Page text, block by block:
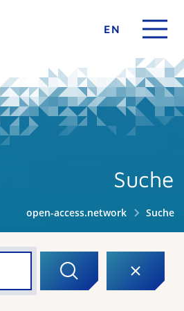
EN
Suche
open-access.network Suche